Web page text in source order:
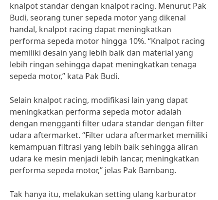
knalpot standar dengan knalpot racing. Menurut Pak
Budi, seorang tuner sepeda motor yang dikenal
handal, knalpot racing dapat meningkatkan
performa sepeda motor hingga 10%. “Knalpot racing
memiliki desain yang lebih baik dan material yang
lebih ringan sehingga dapat meningkatkan tenaga
sepeda motor,” kata Pak Budi.
Selain knalpot racing, modifikasi lain yang dapat
meningkatkan performa sepeda motor adalah
dengan mengganti filter udara standar dengan filter
udara aftermarket. “Filter udara aftermarket memiliki
kemampuan filtrasi yang lebih baik sehingga aliran
udara ke mesin menjadi lebih lancar, meningkatkan
performa sepeda motor,” jelas Pak Bambang.
Tak hanya itu, melakukan setting ulang karburator